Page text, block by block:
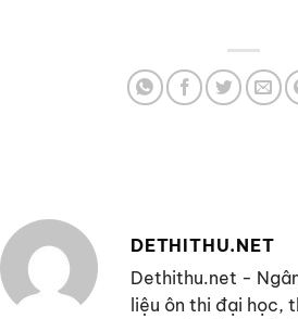
DETHITHU.NET
Dethithu.net -
liệu ôn thi đại học,